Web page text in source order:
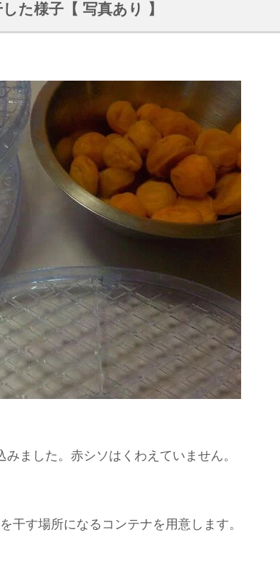
た様子【 写真あり 】
ました。赤シソはくわえていません。
干す場所になるコンテナを用意します。